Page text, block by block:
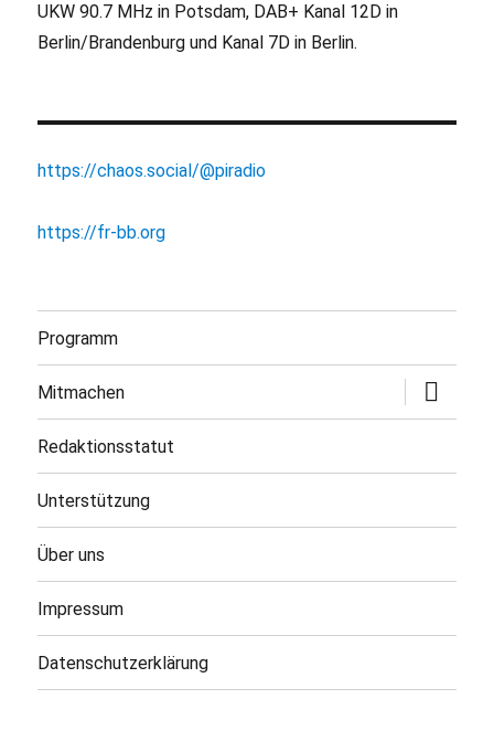
UKW 90.7 MHz in Potsdam, DAB+ Kanal 12D in
Berlin/Brandenburg und Kanal 7D in Berlin.
https://chaos.social/@piradio
https://fr-bb.org
Programm
Mitmachen
öffnen
Redaktionsstatut
Unterstützung
Über uns
Impressum
Datenschutzerklärung